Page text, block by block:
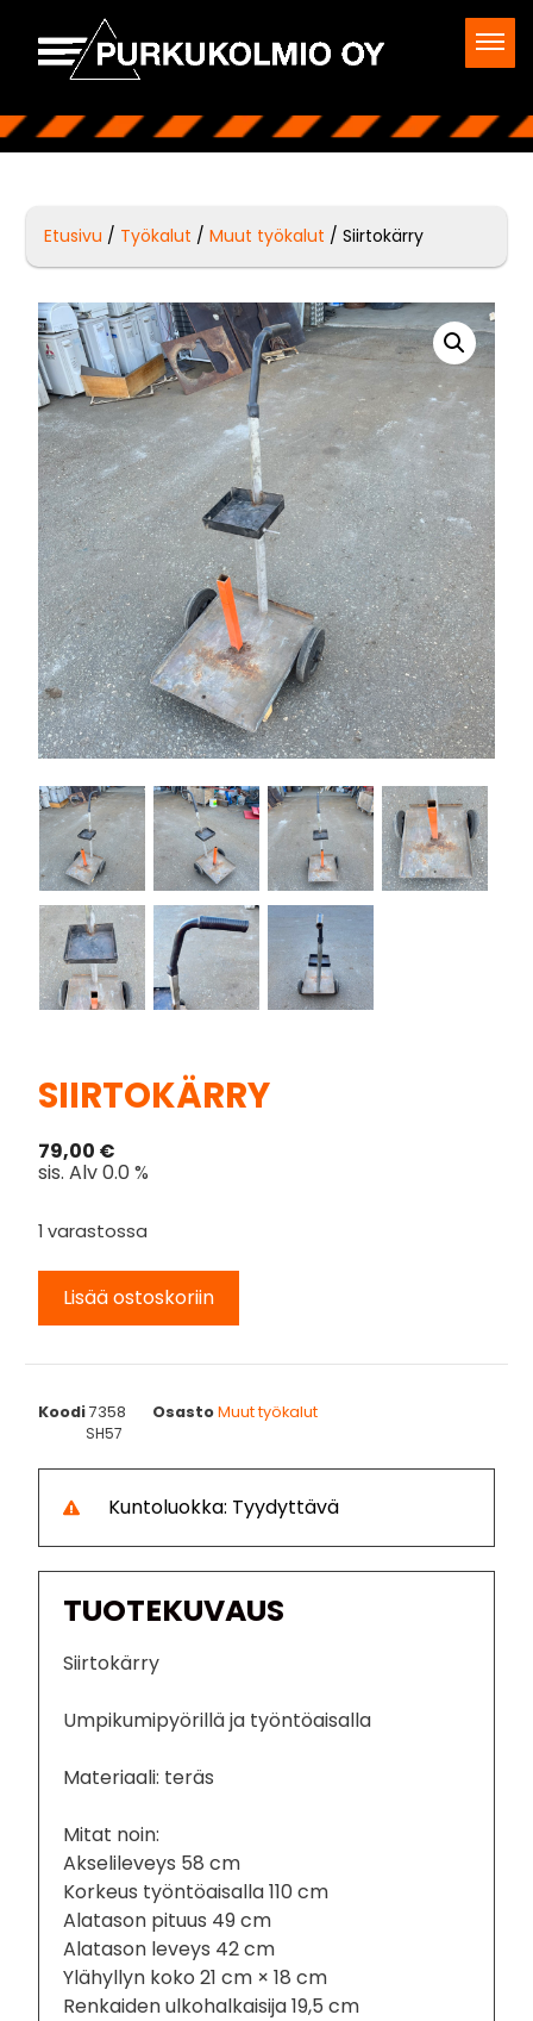
Etusivu / Työkalut /Muut työkalut / Siirtokärry
SIIRTOKÄRRY
79,00 €
sis. Alv 0.0 %
1 varastossa
Lisää ostoskoriin
Koodi7358 OsastoMuut työkalut
SH57
Kuntoluokka: Tyydyttävä
TUOTEKUVAUS
Siirtokärry
Umpikumipyörillä ja työntöaisalla
Materiaali: teräs
Mitat noin:
Akselileveys 58 cm
Korkeus työntöaisalla 110 cm
Alatason pituus 49 cm
Alatason leveys 42 cm
Ylähyllyn koko 21 cm × 18 cm
Renkaiden ulkohalkaisija 19,5 cm